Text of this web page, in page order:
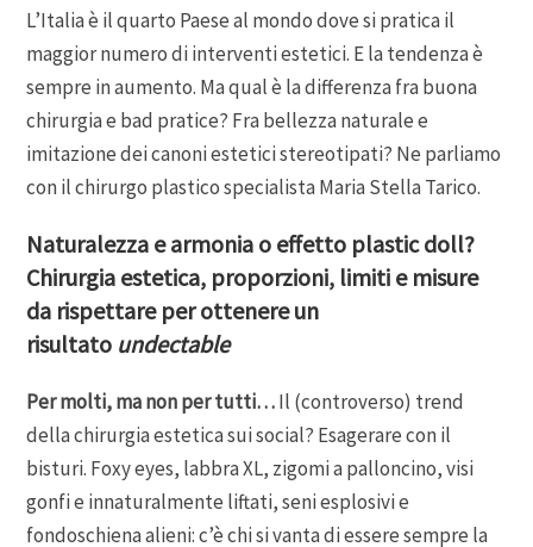
L’Italia è il quarto Paese al mondo dove si pratica il
maggior numero di interventi estetici. E la tendenza è
sempre in aumento. Ma qual è la differenza fra buona
chirurgia e bad pratice? Fra bellezza naturale e
imitazione dei canoni estetici stereotipati? Ne parliamo
con il chirurgo plastico specialista Maria Stella Tarico.
Naturalezza e armonia o effetto plastic doll?
Chirurgia estetica, proporzioni, limiti e misure
da rispettare per ottenere un
risultato undectable
Per molti, ma non per tutti…Il (controverso) trend
della chirurgia estetica sui social? Esagerare con il
bisturi. Foxy eyes, labbra XL, zigomi a palloncino, visi
gonfi e innaturalmente liftati, seni esplosivi e
fondoschiena alieni: c’è chi si vanta di essere sempre la